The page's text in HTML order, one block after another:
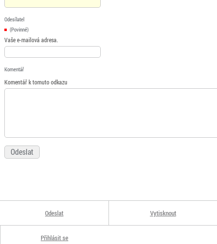
Odesílatel
(Povinné)
Vaše e-mailová adresa.
Komentář
Komentář k tomuto odkazu
Odeslat Vytisknout
Přihlásit se